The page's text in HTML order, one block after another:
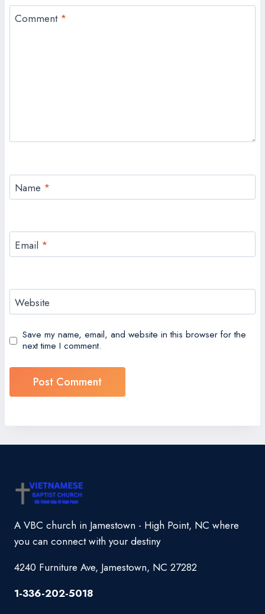
Comment *
Name *
Email *
Website
Save my name, email, and website in this browser for the
next time I comment.
A VBC church in Jamestown - High Point, NC where
you can connect with your destiny
4240 Furniture Ave, Jamestown, NC 27282
1-336-202-5018